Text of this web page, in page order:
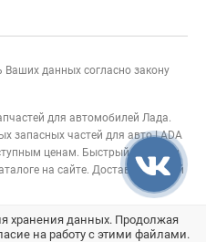
данных согласно закону
для автомобилей Лада.
запасных частей для авто LADA
ценам. Быстрый подбор и
на сайте. Доставка по всей
защищеныкарта сайта;
хранения данных. Продолжая
на работу с этими файлами.